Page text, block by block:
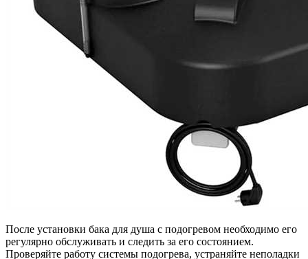
После установки бака для душа с подогревом необходимо его
регулярно обслуживать и следить за его состоянием.
Проверяйте работу системы подогрева, устраняйте неполадки